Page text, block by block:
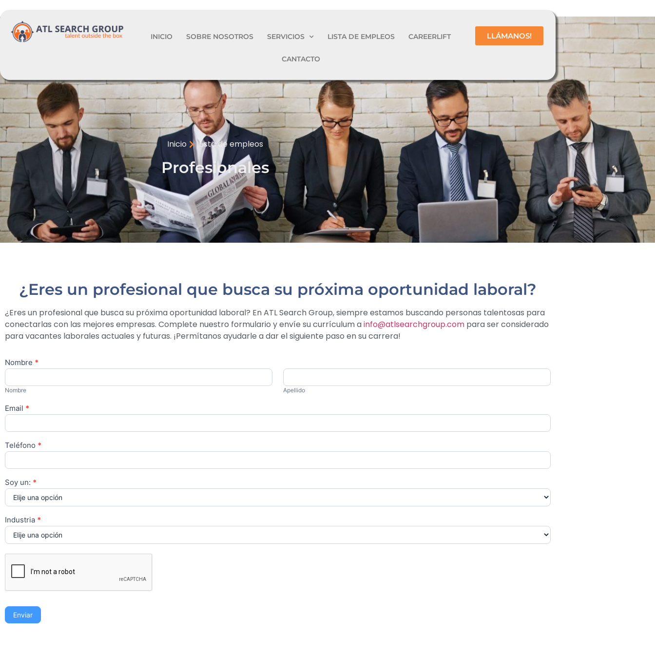
INICIO SOBRE NOSOTROS SERVICIOS LISTA DE EMPLEOS CAREERLIFT
CANTACTO
LLÁMANOS!
Inicio Lista de empleos
Profesionales
¿Eres un profesional que busca su próxima oportunidad laboral?
¿Eres un profesional que busca su próxima oportunidad laboral? En ATL Search Group, siempre estamos buscando personas talentosas para
conectarlas con las mejores empresas. Complete nuestro formulario y envíe su currículum ainfo@atlsearchgroup.com para ser considerado
para vacantes laborales actuales y futuras. ¡Permítanos ayudarle a dar el siguiente paso en su carrera!
Contáctanos
Nombre *
Nombre Apellido
Email *
Teléfono *
Soy un: *
Industria *
Enviar